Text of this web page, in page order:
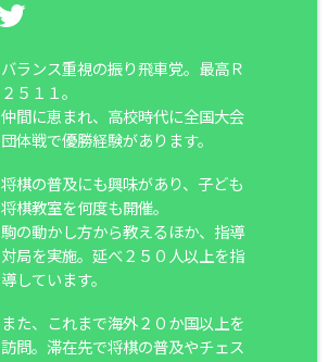
バランス重視の振り飛車党。最高Ｒ
２５１１。
仲間に恵まれ、高校時代に全国大会
団体戦で優勝経験があります。
将棋の普及にも興味があり、子ども
将棋教室を何度も開催。
駒の動かし方から教えるほか、指導
対局を実施。延べ２５０人以上を指
導しています。
また、これまで海外２０か国以上を
訪問。滞在先で将棋の普及やチェス